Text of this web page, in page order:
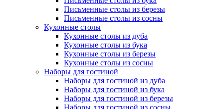
Письменные столы из березы
Письменные столы из сосны
Кухонные столы
Кухонные столы из дуба
Кухонные столы из бука
Кухонные столы из березы
Кухонные столы из сосны
Наборы для гостиной
Наборы для гостиной из дуба
Наборы для гостиной из бука
Наборы для гостиной из березы
Наборы для гостиной из сосны